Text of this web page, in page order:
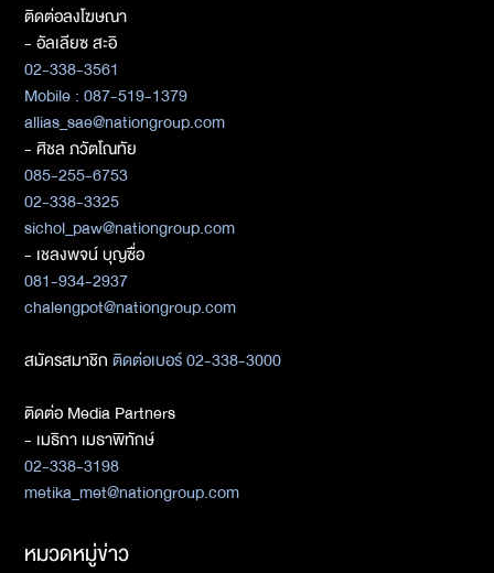
ติดต่อลงโฆษณา
- อัลเลียซ สะอิ
02-338-3561
Mobile : 087-519-1379
allias_sae@nationgroup.com
- ศิชล ภวัตโณทัย
085-255-6753
02-338-3325
sichol_paw@nationgroup.com
- เชลงพจน์ บุญซื่อ
081-934-2937
chalengpot@nationgroup.com
สมัครสมาชิกติดต่อเบอร์ 02-338-3000
ติดต่อ Media Partners
- เมธิกา เมธาพิทักษ์
02-338-3198
metika_met@nationgroup.com
หมวดหมู่ข่าว